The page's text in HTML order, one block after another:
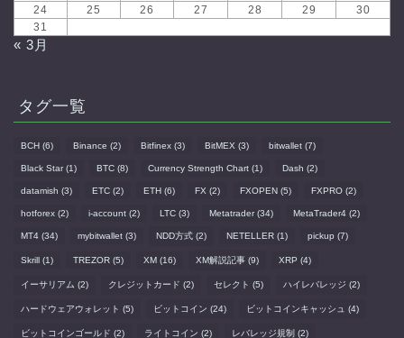
24
25 26 27 28 29
30
31
« 3月
タグ一覧
BCH (6) Binance (2) Bitfinex (3) BitMEX (3) bitwallet (7)
Black Star(1) BTC (8) Currency Strength Chart (1) Dash (2)
datamish (3) ETC (2) ETH (6) FX (2) FXOPEN (5) FXPRO (2)
hotforex (2) i-account (2) LTC (3) Metatrader(34) MetaTrader4 (2)
MT4 (34) mybitwallet (3) NDD方式 (2) NETELLER (1) pickup (7)
Skrill (1) TREZOR (5) XM (16) XM解説記事 (9) XRP (4)
イーサリアム (2) クレジットカード (2) セレクト (5) ハイレバレッジ (2)
ハードウェアウォレット (5) ビットコイン (24) ビットコインキャッシュ (4)
ビットコインゴールド (2) ライトコイン (2) レバレッジ規制 (2)